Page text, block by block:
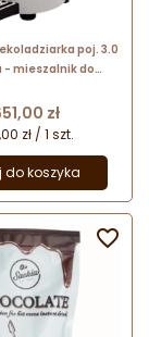
poj. 3.0
- mieszalnik do
zł
zł / 1 szt.
do koszyka
